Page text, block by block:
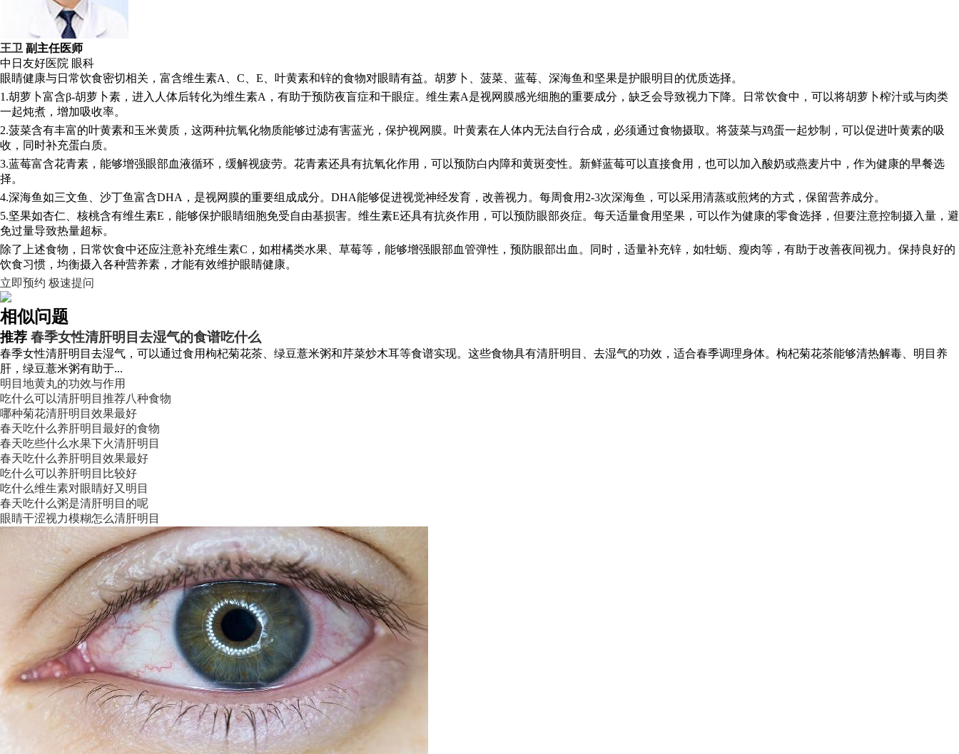
王卫 副主任医师
中日友好医院 眼科
眼睛健康与日常饮食密切相关，富含维生素A、C、E、叶黄素和锌的食物对眼睛有益。胡萝卜、菠菜、蓝莓、深海鱼和坚果是护眼明目的优质选择。
1.胡萝卜富含β-胡萝卜素，进入人体后转化为维生素A，有助于预防夜盲症和干眼症。维生素A是视网膜感光细胞的重要成分，缺乏会导致视力下降。日常饮食中，可以将胡萝卜榨汁或与肉类
一起炖煮，增加吸收率。
2.菠菜含有丰富的叶黄素和玉米黄质，这两种抗氧化物质能够过滤有害蓝光，保护视网膜。叶黄素在人体内无法自行合成，必须通过食物摄取。将菠菜与鸡蛋一起炒制，可以促进叶黄素的吸
收，同时补充蛋白质。
3.蓝莓富含花青素，能够增强眼部血液循环，缓解视疲劳。花青素还具有抗氧化作用，可以预防白内障和黄斑变性。新鲜蓝莓可以直接食用，也可以加入酸奶或燕麦片中，作为健康的早餐选
择。
4.深海鱼如三文鱼、沙丁鱼富含DHA，是视网膜的重要组成成分。DHA能够促进视觉神经发育，改善视力。每周食用2-3次深海鱼，可以采用清蒸或煎烤的方式，保留营养成分。
5.坚果如杏仁、核桃含有维生素E，能够保护眼睛细胞免受自由基损害。维生素E还具有抗炎作用，可以预防眼部炎症。每天适量食用坚果，可以作为健康的零食选择，但要注意控制摄入量，避
免过量导致热量超标。
除了上述食物，日常饮食中还应注意补充维生素C，如柑橘类水果、草莓等，能够增强眼部血管弹性，预防眼部出血。同时，适量补充锌，如牡蛎、瘦肉等，有助于改善夜间视力。保持良好的
饮食习惯，均衡摄入各种营养素，才能有效维护眼睛健康。
立即预约 极速提问
相似问题
推荐 春季女性清肝明目去湿气的食谱吃什么
春季女性清肝明目去湿气，可以通过食用枸杞菊花茶、绿豆薏米粥和芹菜炒木耳等食谱实现。这些食物具有清肝明目、去湿气的功效，适合春季调理身体。枸杞菊花茶能够清热解毒、明目养
肝，绿豆薏米粥有助于...
明目地黄丸的功效与作用
吃什么可以清肝明目推荐八种食物
哪种菊花清肝明目效果最好
春天吃什么养肝明目最好的食物
春天吃些什么水果下火清肝明目
春天吃什么养肝明目效果最好
吃什么可以养肝明目比较好
吃什么维生素对眼睛好又明目
春天吃什么粥是清肝明目的呢
眼睛干涩视力模糊怎么清肝明目